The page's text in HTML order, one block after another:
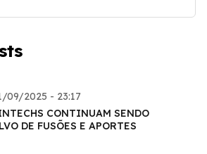
09/2025 - 23:17
CONTINUAM SENDO
DE FUSÕES E APORTES